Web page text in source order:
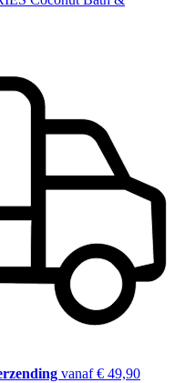
vanaf € 49,90